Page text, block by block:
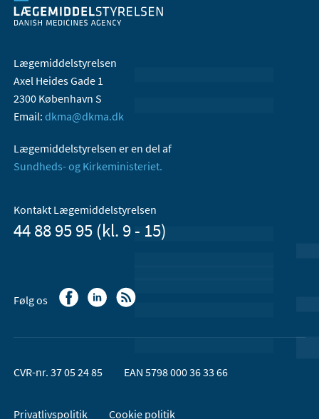
Lægemiddelstyrelsen
Axel Heides Gade 1
2300 København S
Email: dkma@dkma.dk
Lægemiddelstyrelsen er en del af
Sundheds- og Kirkeministeriet.
Kontakt Lægemiddelstyrelsen
44 88 95 95 (kl. 9 - 15)
Følg os
CVR-nr. 37 05 24 85 EAN 5798 000 36 33 66
Privatlivspolitik Cookie politik